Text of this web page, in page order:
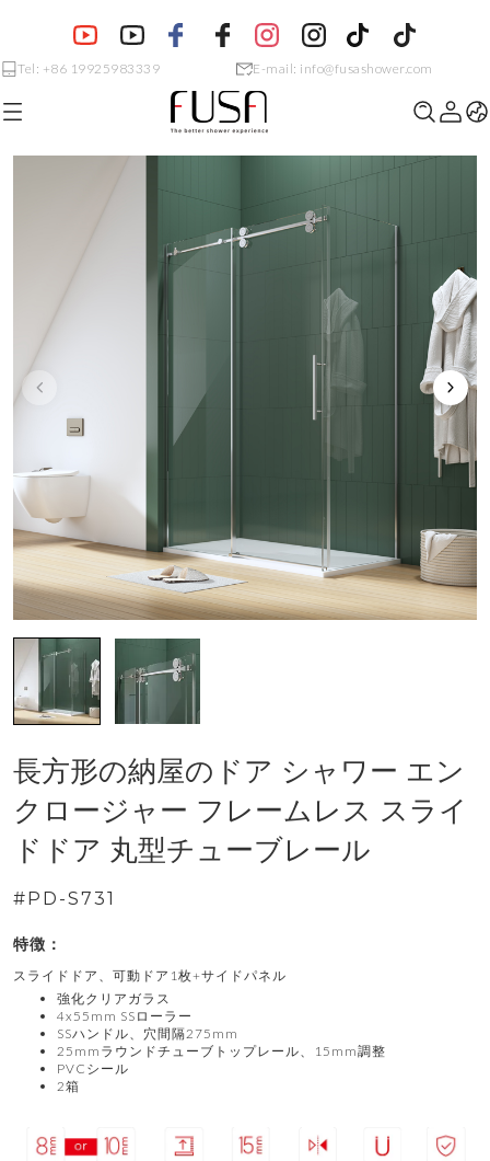
Tel: +86 19925983339 E-mail: info@fusashower.com
長方形の納屋のドア シャワー エン
クロージャー フレームレス スライ
ドドア 丸型チューブレール
#PD-S731
特徴：
スライドドア、可動ドア1枚+サイドパネル
強化クリアガラス
4x55mm SSローラー
SSハンドル、穴間隔275mm
25mmラウンドチューブトップレール、15mm調整
PVCシール
2箱